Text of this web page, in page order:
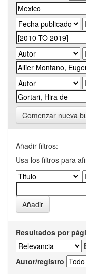
Comenzar nueva
Añadir filtros:
Usa los filtros para
Resultados por
Autor/registro